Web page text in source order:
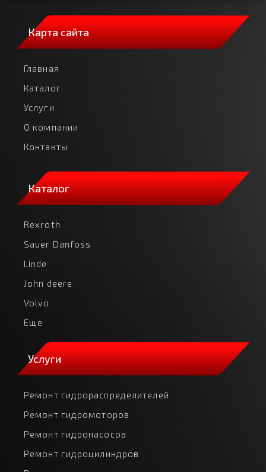
Карта сайта
Главная
Каталог
Услуги
О компании
Контакты
Каталог
Rexroth
Sauer Danfoss
Linde
John deere
Volvo
Еще
Услуги
Ремонт гидрораспределителей
Ремонт гидромоторов
Ремонт гидронасосов
Ремонт гидроцилиндров